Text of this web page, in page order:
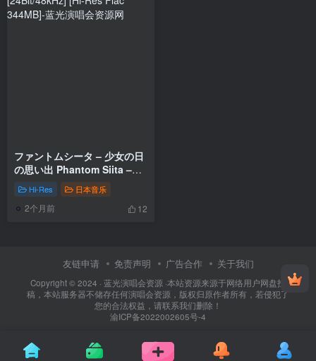
ファントムシータ – 少女の日
の思い出 Phantom Siita –
Shoujo no Hi no Omoide
[2024.10.30] [24Bit/48kHz]
[Hi-Res Flac 344MB]
Hi-Res 日本音乐
2个月前 12
友链申请 免责声明 广告合作 关于我们
Copyright © 2024 · 蓝光演唱会资源 ·本站资源来源于网络用户网盘投
稿，本站服务器不储存任何演唱会资源，版权归原作者所有，若侵犯了
您的合法权益，请联系我们删除！
渝ICP备2022002605号-4